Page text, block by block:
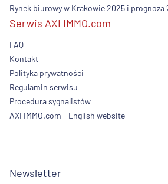
Rynek biurowy w Krakowie 2025 i prognoza
Serwis AXI IMMO.com
FAQ
Kontakt
Polityka prywatności
Regulamin serwisu
Procedura sygnalistów
AXI IMMO.com - English website
Newsletter